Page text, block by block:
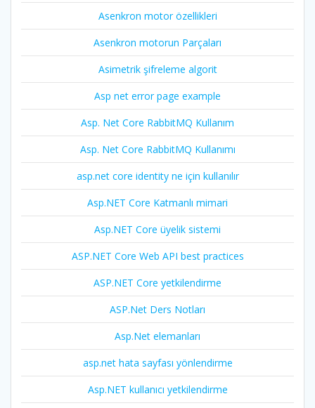
Asenkron motor özellikleri
Asenkron motorun Parçaları
Asimetrik şifreleme algorit
Asp net error page example
Asp. Net Core RabbitMQ Kullanım
Asp. Net Core RabbitMQ Kullanımı
asp.net core identity ne için kullanılır
Asp.NET Core Katmanlı mimari
Asp.NET Core üyelik sistemi
ASP.NET Core Web API best practices
ASP.NET Core yetkilendirme
ASP.Net Ders Notları
Asp.Net elemanları
asp.net hata sayfası yönlendirme
Asp.NET kullanıcı yetkilendirme